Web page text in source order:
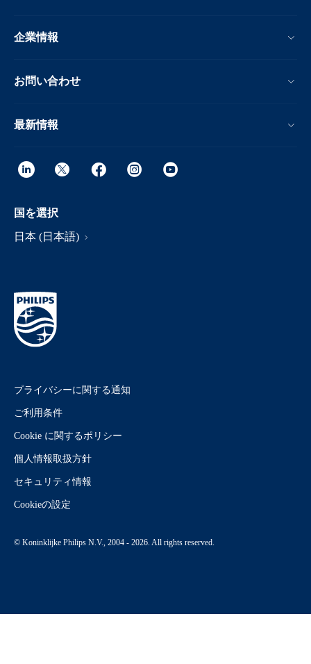
企業情報
お問い合わせ
最新情報
国を選択
日本 (日本語)
プライバシーに関する通知
ご利用条件
Cookie に関するポリシー
個人情報取扱方針
セキュリティ情報
Cookieの設定
© Koninklijke Philips N.V., 2004 - 2026. All rights reserved.